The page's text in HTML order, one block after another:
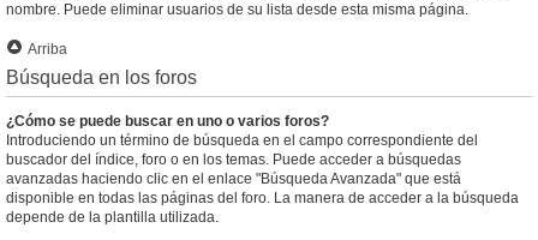
nombre. Puede eliminar usuarios de su lista desde esta misma página.
Arriba
Búsqueda en los foros
¿Cómo se puede buscar en uno o varios foros?
Introduciendo un término de búsqueda en el campo correspondiente del
buscador del índice, foro o en los temas. Puede acceder a búsquedas
avanzadas haciendo clic en el enlace "Búsqueda Avanzada" que está
disponible en todas las páginas del foro. La manera de acceder a la búsqueda
depende de la plantilla utilizada.